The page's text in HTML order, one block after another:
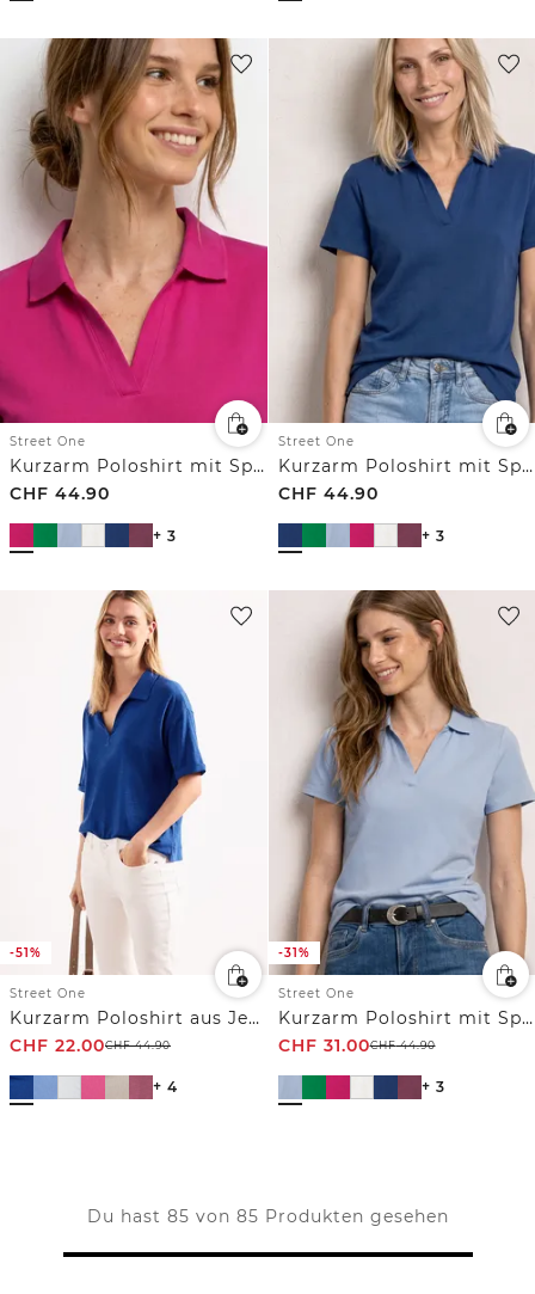
Street One
Kurzarm Poloshirt mit Split Neck
CHF 44.90
+ 3
Street One
Kurzarm Poloshirt mit Split Neck
CHF 44.90
+ 3
-51%
Street One
Kurzarm Poloshirt aus Jersey
CHF 22.00CHF44.90
+ 4
-31%
Street One
Kurzarm Poloshirt mit Split Neck
CHF 31.00CHF44.90
+ 3
Du hast 85 von 85 Produkten gesehen